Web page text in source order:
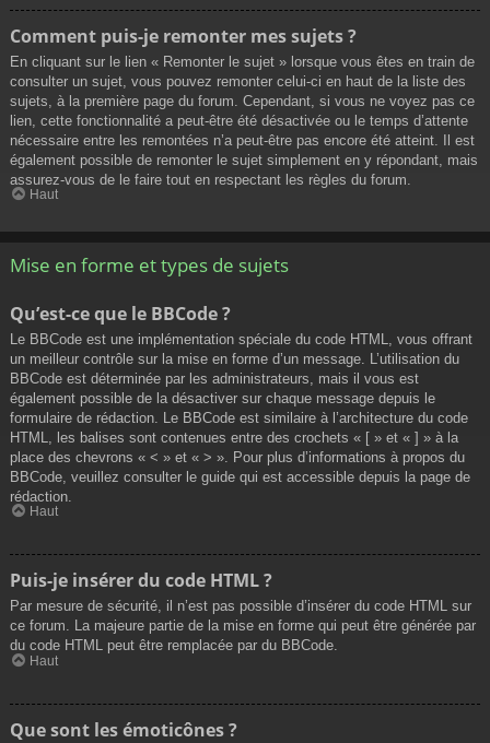
Comment puis-je remonter mes sujets ?
En cliquant sur le lien « Remonter le sujet » lorsque vous êtes en train de
consulter un sujet, vous pouvez remonter celui-ci en haut de la liste des
sujets, à la première page du forum. Cependant, si vous ne voyez pas ce
lien, cette fonctionnalité a peut-être été désactivée ou le temps d’attente
nécessaire entre les remontées n’a peut-être pas encore été atteint. Il est
également possible de remonter le sujet simplement en y répondant, mais
assurez-vous de le faire tout en respectant les règles du forum.
Haut
Mise en forme et types de sujets
Qu’est-ce que le BBCode ?
Le BBCode est une implémentation spéciale du code HTML, vous offrant
un meilleur contrôle sur la mise en forme d’un message. L’utilisation du
BBCode est déterminée par les administrateurs, mais il vous est
également possible de la désactiver sur chaque message depuis le
formulaire de rédaction. Le BBCode est similaire à l’architecture du code
HTML, les balises sont contenues entre des crochets « [ » et « ] » à la
place des chevrons « < » et « > ». Pour plus d’informations à propos du
BBCode, veuillez consulter le guide qui est accessible depuis la page de
rédaction.
Haut
Puis-je insérer du code HTML ?
Par mesure de sécurité, il n’est pas possible d’insérer du code HTML sur
ce forum. La majeure partie de la mise en forme qui peut être générée par
du code HTML peut être remplacée par du BBCode.
Haut
Que sont les émoticônes ?